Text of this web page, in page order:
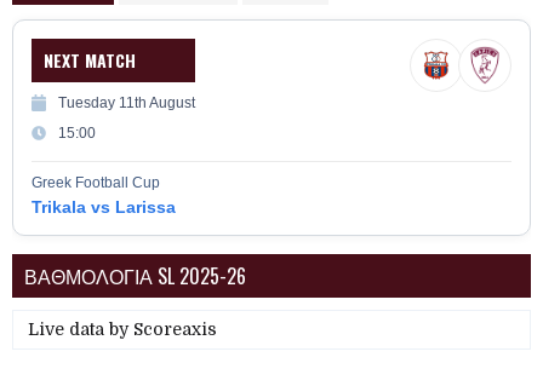
NEXT MATCH
Tuesday 11th August
15:00
Greek Football Cup
Trikala vs Larissa
ΒΑΘΜΟΛΟΓΙΑ SL 2025-26
Live data by Scoreaxis